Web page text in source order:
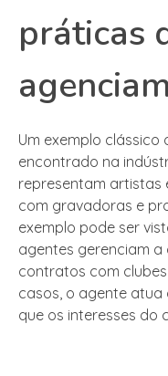
práticas
Um exemplo
encontrado na
representam artistas
com gravadoras e
exemplo pode ser
agentes gerenciam
contratos com
casos, o agente
que os interesses do